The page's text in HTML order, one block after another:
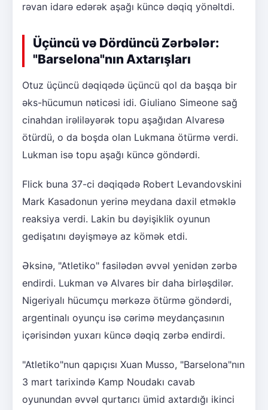
rəvan idarə edərək aşağı küncə dəqiq yönəltdi.
Üçüncü və Dördüncü Zərbələr:
"Barselona"nın Axtarışları
Otuz üçüncü dəqiqədə üçüncü qol da başqa bir
əks-hücumun nəticəsi idi. Giuliano Simeone sağ
cinahdan irəliləyərək topu aşağıdan Alvaresə
ötürdü, o da boşda olan Lukmana ötürmə verdi.
Lukman isə topu aşağı küncə göndərdi.
Flick buna 37-ci dəqiqədə Robert Levandovskini
Mark Kasadonun yerinə meydana daxil etməklə
reaksiya verdi. Lakin bu dəyişiklik oyunun
gedişatını dəyişməyə az kömək etdi.
Əksinə, "Atletiko" fasilədən əvvəl yenidən zərbə
endirdi. Lukman və Alvares bir daha birləşdilər.
Nigeriyalı hücumçu mərkəzə ötürmə göndərdi,
argentinalı oyunçu isə cərimə meydançasının
içərisindən yuxarı küncə dəqiq zərbə endirdi.
"Atletiko"nun qapıçısı Xuan Musso, "Barselona"nın
3 mart tarixində Kamp Noudakı cavab
oyunundan əvvəl qurtarıcı ümid axtardığı ikinci